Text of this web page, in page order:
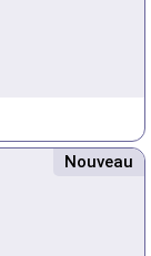
Nouveau